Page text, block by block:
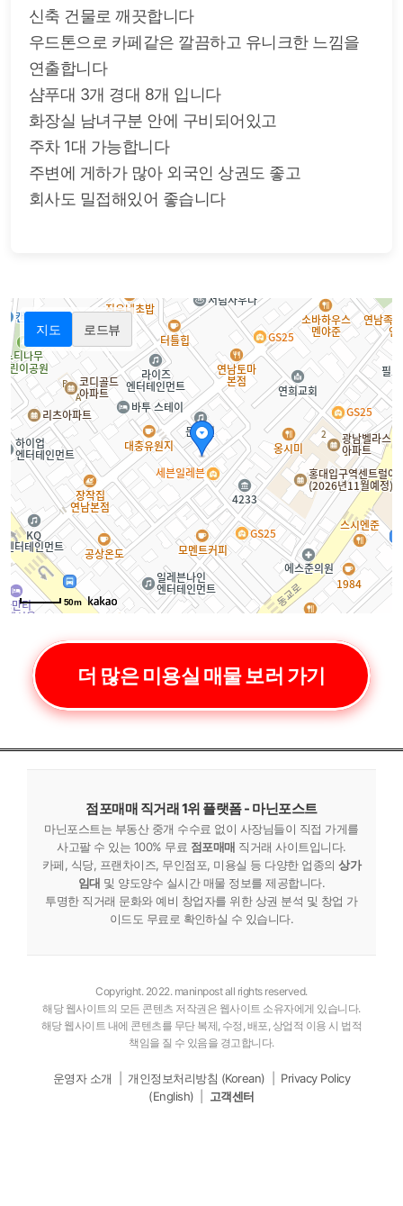
신축 건물로 깨끗합니다
우드톤으로 카페같은 깔끔하고 유니크한 느낌을
연출합니다
샴푸대 3개 경대 8개 입니다
화장실 남녀구분 안에 구비되어있고
주차 1대 가능합니다
주변에 게하가 많아 외국인 상권도 좋고
회사도 밀접해있어 좋습니다
지도 로드뷰
50m
더 많은 미용실 매물 보러 가기
점포매매 직거래 1위 플랫폼 - 마닌포스트
마닌포스트는 부동산 중개 수수료 없이 사장님들이 직접 가게를
사고팔 수 있는 100% 무료 점포매매 직거래 사이트입니다.
카페, 식당, 프랜차이즈, 무인점포, 미용실 등 다양한 업종의상가
임대 및 양도양수 실시간 매물 정보를 제공합니다.
투명한 직거래 문화와 예비 창업자를 위한 상권 분석 및 창업 가
이드도 무료로 확인하실 수 있습니다.
Copyright. 2022. maninpost all rights reserved.
해당 웹사이트의 모든 콘텐츠 저작권은 웹사이트 소유자에게 있습니다.
해당 웹사이트 내에 콘텐츠를 무단 복제, 수정, 배포, 상업적 이용 시 법적
책임을 질 수 있음을 경고합니다.
운영자 소개 개인정보처리방침 (Korean)
Privacy Policy
(English)
고객센터